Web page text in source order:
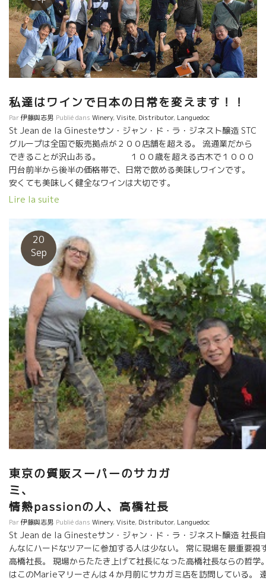
私達はワインで日本の日常を変えます！！
Par伊藤與志男 Publié dans Winery,Visite, Distributor, Languedoc
St Jean de la Ginesteサン・ジャン・ド・ラ・ジネスト醸造 STC
グループは全国で販売拠点が２００店舗を超える。 流通業だから
できることが沢山ある。 １００歳を超える古木で１０００
円台前半から後半の価格帯で、日常で飲める美味しワインです。
安くても美味しく健全なワインは大切です。
Lire la suite
20
Sep
東京の質販スーパーのサカガ
ミ
情熱passionの人、高橋社長
Par伊藤與志男 Publié dans Winery,Visite, Distributor, Languedoc
St Jean de la Ginesteサン・ジャン・ド・ラ・ジネスト醸造 社長
んなにハードなツアーに参加する人は少ない。 常に現場を最重要視
高橋社長。 現場からたたき上げて社長になった高橋社長ならの哲学
はこのMarieマリーさんは４か月前にサカガミ店を訪問している。